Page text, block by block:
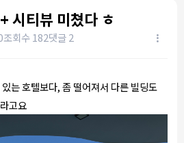
시티뷰 미쳤다 ㅎ
조회수 182댓글 2
는 호텔보다, 좀 떨어져서 다른 빌딩도
고요